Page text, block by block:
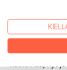
Puolifiktiivinen
erään elämän
toiset
kuolemaa, nyt ja